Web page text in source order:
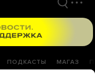
ПОДКАСТЫ МАГАЗ